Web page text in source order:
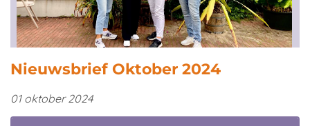
Nieuwsbrief Oktober 2024
01 oktober 2024